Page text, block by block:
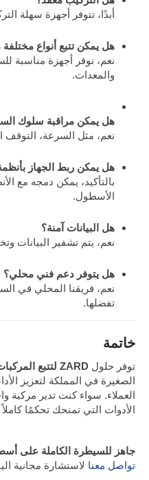
أبدًا، تتوفر أجهزة سهلة
هل يمكن تتبع أنواع
نعم، نوفر أجهزة مناسبة
والمعدات.
هل يمكن مراقبة سلوك
نعم، مثل السرعة، التوقف
هل يمكن ربط الجهاز
بالتأكيد، يمكن دمجه مع
الأسطول.
هل البيانات آمنة؟
نعم، يتم تشفير البيانات
هل يتوفر دعم فني محلي؟
نعم، فريقنا المحلي في
تفضلها.
خاتمة
توفر حلول ZARD لتتبع المركبات
الصغيرة في المملكة لتعزيز
العملاء. سواء كنت تدير مركبة
الأدوات التي تمنحك تحكمًا
جاهز للسيطرة الكاملة على
تواصل معنا لاستشارة مجانية